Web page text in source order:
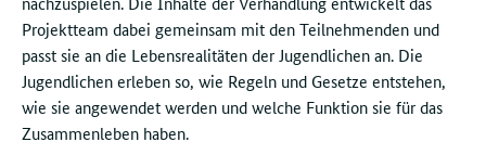
Projektteam dabei gemeinsam mit den Teilnehmenden und
passt sie an die Lebensrealitäten der Jugendlichen an. Die
Jugendlichen erleben so, wie Regeln und Gesetze entstehen,
wie sie angewendet werden und welche Funktion sie für das
Zusammenleben haben.